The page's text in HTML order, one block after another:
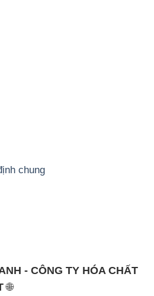
- 0906.387.866 -
Bình Trị Đông B,
Chí Minh
HÓA CHẤT ĐẮC TRƯỜNG